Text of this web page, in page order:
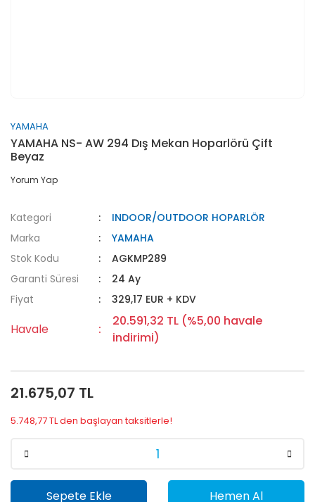
YAMAHA
YAMAHA NS- AW 294 Dış Mekan Hoparlörü Çift
Beyaz
Yorum Yap
Kategori
INDOOR/OUTDOOR HOPARLÖR
Marka
YAMAHA
Stok Kodu
AGKMP289
Garanti Süresi
24 Ay
Fiyat
329,17 EUR + KDV
Havale
20.591,32 TL (%5,00 havale
indirimi)
21.675,07 TL
5.748,77 TL den başlayan taksitlerle!
Sepete Ekle Hemen Al